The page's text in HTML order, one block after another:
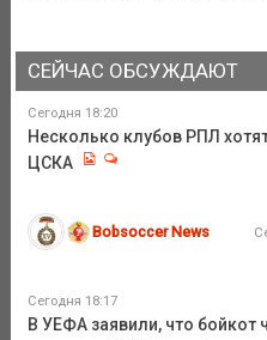
СЕЙЧАС ОБСУЖДАЮТ
Сегодня 18:20
Несколько клубов РПЛ
ЦСКА
Bobsoccer News
Сегодня 18:17
В УЕФА заявили, что бойкот